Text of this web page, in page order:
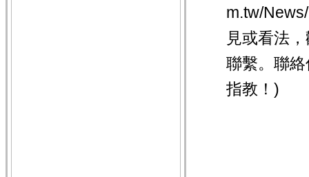
m.tw/
見或看法
聯繫。聯
指教！)